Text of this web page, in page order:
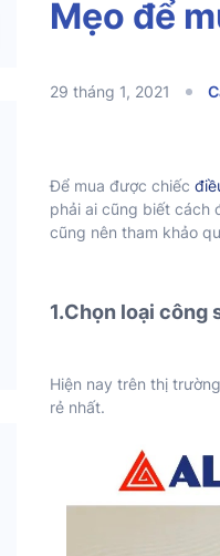
Mẹo để
29 tháng 1, 2021
Để mua được chiếc
phải ai cũng biết cách
cũng nên tham khảo
1.Chọn loại công
Hiện nay trên thị
rẻ nhất.